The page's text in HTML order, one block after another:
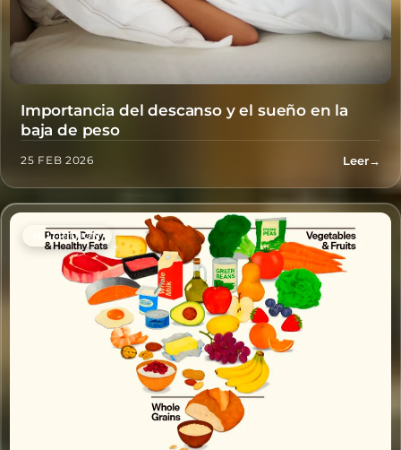
Importancia del descanso y el sueño en la
baja de peso
25 FEB 2026 Leer→
NUTRICIÓN